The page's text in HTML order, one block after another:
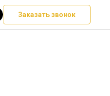
Заказать звонок